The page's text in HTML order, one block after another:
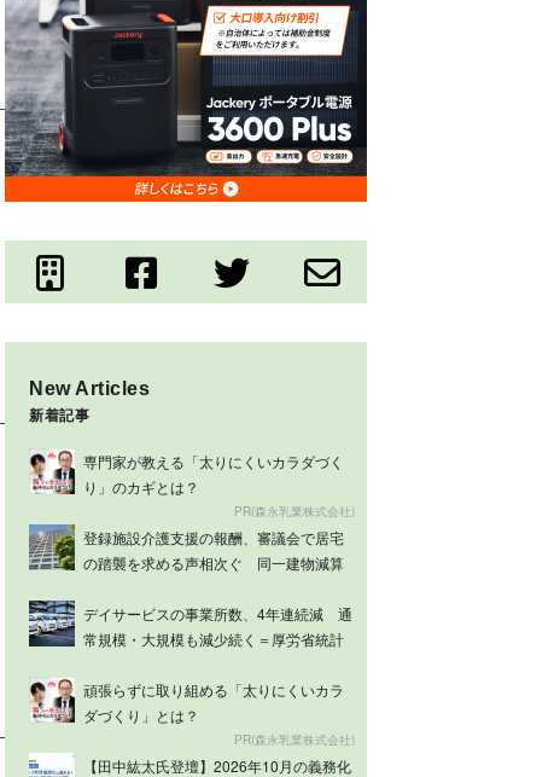
New Articles
新着記事
専門家が教える「太りにくいカラダづく
り」のカギとは？
PR(森永乳業株式会社)
登録施設介護支援の報酬、審議会で居宅
の踏襲を求める声相次ぐ 同一建物減算
デイサービスの事業所数、4年連続減 通
常規模・大規模も減少続く＝厚労省統計
頑張らずに取り組める「太りにくいカラ
ダづくり」とは？
PR(森永乳業株式会社)
【田中紘太氏登壇】2026年10月の義務化